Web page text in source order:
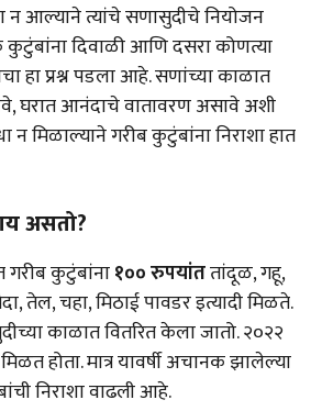
न आल्याने त्यांचे सणासुदीचे नियोजन
दिवाळी आणि दसरा कोणत्या
हा प्रश्न पडला आहे. सणांच्या काळात
घरात आनंदाचे वातावरण असावे अशी
न मिळाल्याने गरीब कुटुंबांना निराशा हात
असतो?
गरीब कुटुंबांना१०० रुपयांततांदूळ, गहू,
तेल, चहा, मिठाई पावडर इत्यादी मिळते.
काळात वितरित केला जातो. २०२२
होता. मात्र यावर्षी अचानक झालेल्या
निराशा वाढली आहे.